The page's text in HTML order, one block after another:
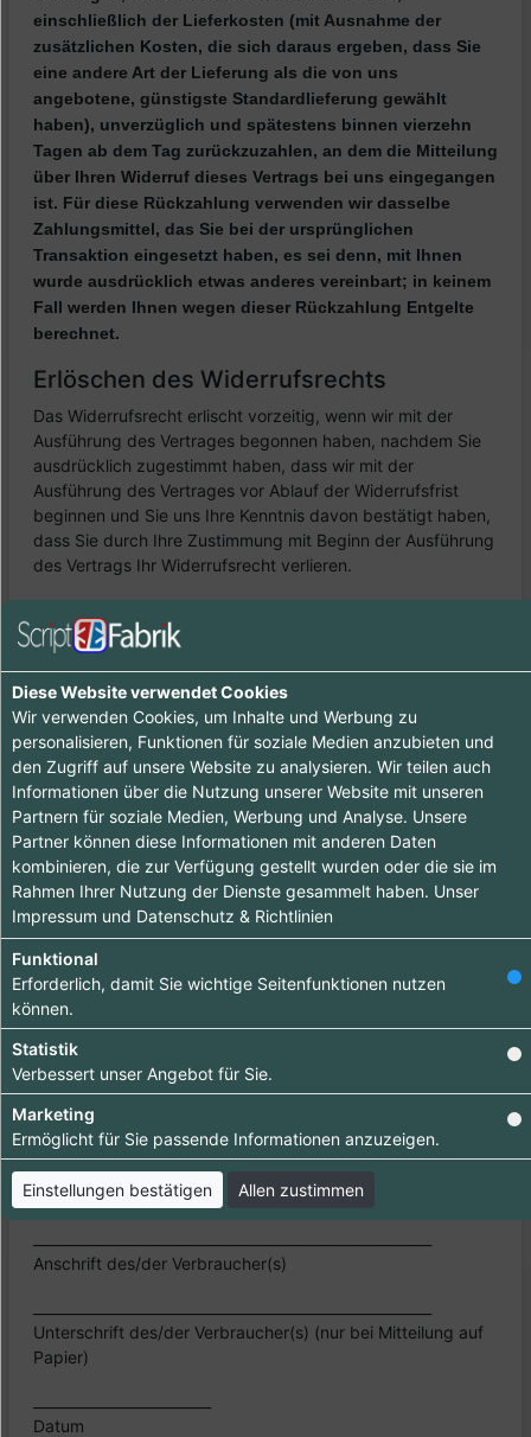
einschließlich der Lieferkosten (mit Ausnahme der
zusätzlichen Kosten, die sich daraus ergeben, dass Sie
eine andere Art der Lieferung als die von uns
angebotene, günstigste Standardlieferung gewählt
haben), unverzüglich und spätestens binnen vierzehn
Tagen ab dem Tag zurückzuzahlen, an dem die Mitteilung
über Ihren Widerruf dieses Vertrags bei uns eingegangen
ist. Für diese Rückzahlung verwenden wir dasselbe
Zahlungsmittel, das Sie bei der ursprünglichen
Transaktion eingesetzt haben, es sei denn, mit Ihnen
wurde ausdrücklich etwas anderes vereinbart; in keinem
Fall werden Ihnen wegen dieser Rückzahlung Entgelte
berechnet.
Erlöschen des Widerrufsrechts
Das Widerrufsrecht erlischt vorzeitig, wenn wir mit der
Ausführung des Vertrages begonnen haben, nachdem Sie
ausdrücklich zugestimmt haben, dass wir mit der
Ausführung des Vertrages vor Ablauf der Widerrufsfrist
beginnen und Sie uns Ihre Kenntnis davon bestätigt haben,
dass Sie durch Ihre Zustimmung mit Beginn der Ausführung
des Vertrags Ihr Widerrufsrecht verlieren.
B. Widerrufsformular
bitte dieses Formular aus und senden es zurück.
Hans Muster
Musterstr. 123
01234 Musterhausen
Deutschland
Fax: 01234/ 56789
E-Mail: info@mustermann.de
Hiermit widerrufe(n) ich/wir (*) den von mir/uns (*)
abgeschlossenen Vertrag über den Kauf der folgenden
Waren (*)/die Erbringung der folgenden Dienstleistung (*)
_______________________________________________________
_______________________________________________________
Bestellt am (*) ____________ / erhalten am (*) __________________
________________________________________________________
Name des/der Verbraucher(s)
Anschrift des/der Verbraucher(s)
Unterschrift des/der Verbraucher(s) (nur bei Mitteilung auf
Papier)
Datum
Diese Website verwendet Cookies
Wir verwenden Cookies, um Inhalte und Werbung zu
personalisieren, Funktionen für soziale Medien anzubieten und
den Zugriff auf unsere Website zu analysieren. Wir teilen auch
Informationen über die Nutzung unserer Website mit unseren
Partnern für soziale Medien, Werbung und Analyse. Unsere
Partner können diese Informationen mit anderen Daten
kombinieren, die zur Verfügung gestellt wurden oder die sie im
Rahmen Ihrer Nutzung der Dienste gesammelt haben. Unser
Impressum und Datenschutz & Richtlinien
Funktional
Erforderlich, damit Sie wichtige Seitenfunktionen nutzen
können.
Statistik
Verbessert unser Angebot für Sie.
Marketing
Ermöglicht für Sie passende Informationen anzuzeigen.
Einstellungen bestätigen Allen zustimmen